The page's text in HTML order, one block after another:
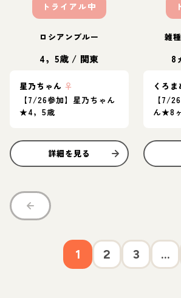
トライアル中
ロシアンブルー
4，5歳 / 関東
星乃ちゃん ♀
【7/26参加】星乃ちゃん
★4，5歳
詳細を見る
雑
8
くろ
【7/
ん★8
1 2 3 ...